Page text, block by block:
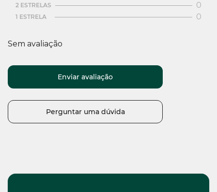
2 ESTRELAS 0
1 ESTRELA 0
Sem avaliação
Enviar avaliação
Perguntar uma dúvida